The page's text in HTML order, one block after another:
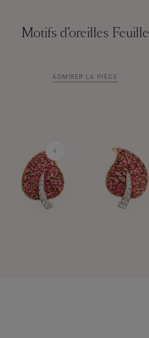
Motifs d’oreilles Feuille
ADMIRER LA PIÈCE